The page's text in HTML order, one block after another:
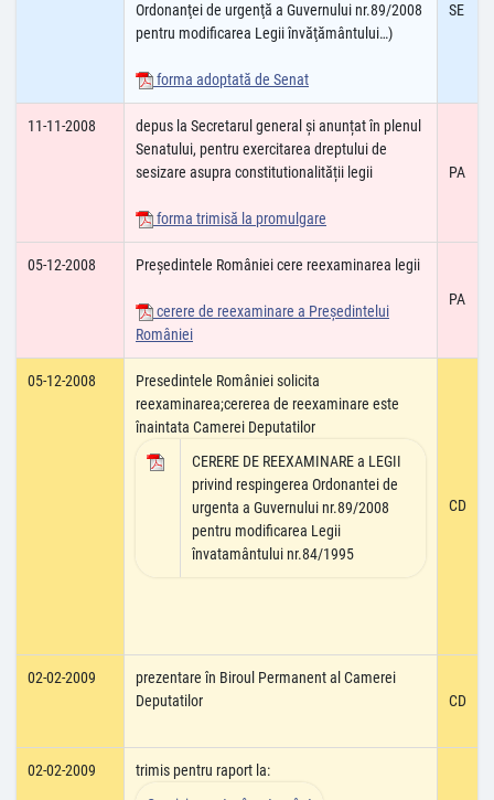
Ordonanţei de urgenţă a Guvernului nr.89/2008
pentru modificarea Legii învăţământului…)
forma adoptată de Senat
SE
11-11-2008
depus la Secretarul general și anunțat în plenul
Senatului, pentru exercitarea dreptului de
sesizare asupra constitutionalității legii
forma trimisă la promulgare
PA
05-12-2008 Președintele României cere reexaminarea legii
cerere de reexaminare a Preşedintelui
României
PA
05-12-2008
Presedintele României solicita
reexaminarea;cererea de reexaminare este
înaintata Camerei Deputatilor
CERERE DE REEXAMINARE a LEGII
privind respingerea Ordonantei de
urgenta a Guvernului nr.89/2008
pentru modificarea Legii
învatamântului nr.84/1995
CD
02-02-2009
prezentare în Biroul Permanent al Camerei
Deputatilor
CD
02-02-2009
trimis pentru raport la: